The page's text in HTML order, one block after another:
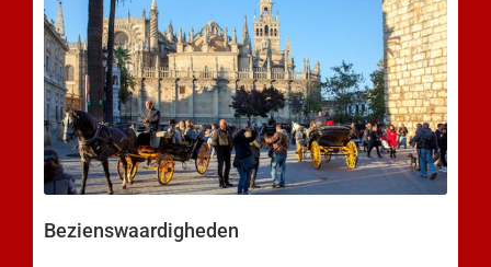
Bezienswaardigheden